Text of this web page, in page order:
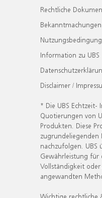
Rechtliche
Bekanntmachungen
Information zu UBS
Disclaimer /
* Die UBS
Quotierungen von
Produkten. Diese
zugrundeliegenden
nachzufolgen. UBS
Gewährleistung für
Vollständigkeit
angewandten